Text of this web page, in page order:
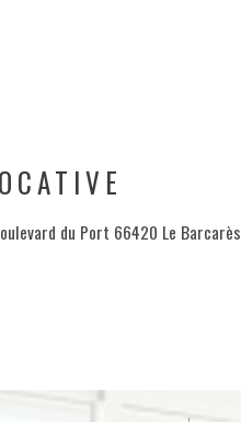
du Port 66420 Le Barcarès